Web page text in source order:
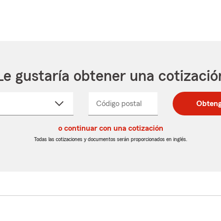
gustaría obtener una
Código postal
postal
de
postal
de
_____
o continuar con una cotización
Todas las cotizaciones y documentos serán proporcionados en inglés.